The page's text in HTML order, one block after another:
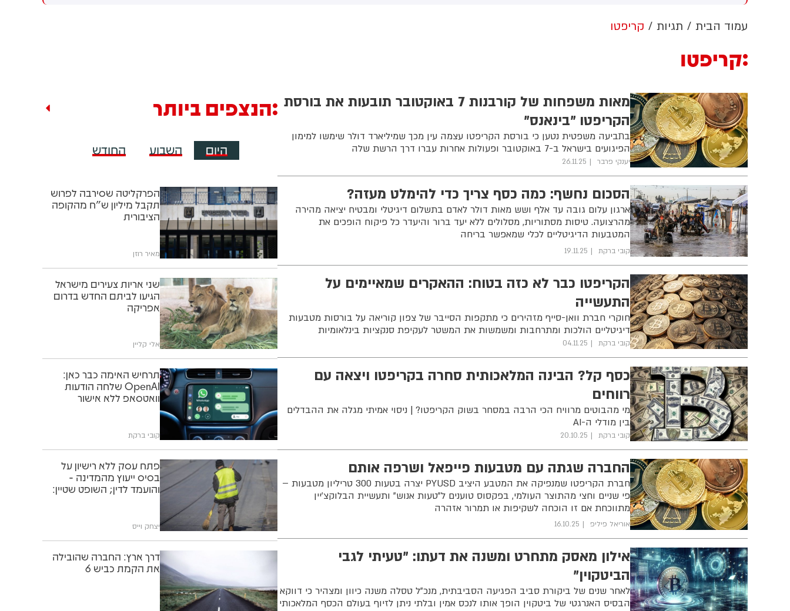
צפוי לדרוש את עצירת
היכתה אותו בטלפון סלולרי
וניסתה לפגוע בו עם כיסא ברזל
במכוון את השריפות בצרפת,
ספרד ונורבגיה בטרה להרוויח
עמוד הבית תגיות קריפטו
קריפטו
מאות משפחות של קורבנות 7 באוקטובר תובעות את בורסת
הקריפטו "בינאנס"
בתביעה משפטית נטען כי בורסת הקריפטו עצמה עין מכך שמיליארד דולר שימשו למימון
הפיגועים בישראל ב-7 באוקטובר ופעולות אחרות עברו דרך הרשת שלה
יענקי פרבר 26.11.25
הסכום נחשף: כמה כסף צריך כדי להימלט מעזה?
ארגון עלום גובה עד אלף ושש מאות דולר לאדם בתשלום דיגיטלי ומבטיח יציאה מהירה
מהרצועה. טיסות מסתוריות, מסלולים ללא יעד ברור והיעדר כל פיקוח הופכים את
המטבעות הדיגיטליים לכלי שמאפשר בריחה
קובי ברקת 19.11.25
הקריפטו כבר לא כזה בטוח: ההאקרים שמאיימים על
התעשייה
חוקרי חברת וואן-סייף מזהירים כי מתקפות הסייבר של צפון קוריאה על בורסות מטבעות
דיגיטליים הולכות ומתרחבות ומשמשות את המשטר לעקיפת סנקציות בינלאומיות
קובי ברקת 04.11.25
כסף קל? הבינה המלאכותית סחרה בקריפטו ויצאה עם
רווחים
מי מהבוטים מרוויח הכי הרבה במסחר בשוק הקריפטו? | ניסוי אמיתי מגלה את ההבדלים
בין מודלי ה-AI
קובי ברקת 20.10.25
החברה שגתה עם מטבעות פייפאל ושרפה אותם
חברת הקריפטו שמנפיקה את המטבע היציב PYUSD יצרה בטעות 300 טריליון מטבעות –
פי שניים וחצי מהתוצר העולמי, בפקסוס טוענים ל"טעות אנוש" ותעשיית הבלוקצ'יין
מתווכחת אם זו הוכחה לשקיפות או תמרור אזהרה
אוריאל פיליפ 16.10.25
אילון מאסק מתחרט ומשנה את דעתו: "טעיתי לגבי
הביטקוין"
לאחר שנים של ביקורת סביב הפגיעה הסביבתית, מנכ"ל טסלה משנה כיוון ומצהיר כי דווקא
הבסיס האנרגטי של ביטקוין הופך אותו לנכס אמין ובלתי ניתן לזיוף בעולם הכסף המלאכותי
הנצפים ביותר
היום השבוע החודש
הפרקליטה שסירבה לפרוש
תקבל מיליון ש"ח מהקופה
הציבורית
מאיר רוזן
שני אריות צעירים מישראל
הגיעו לביתם החדש בדרום
אפריקה
אלי קליין
תרחיש האימה כבר כאן:
OpenAI שלחה הודעות
וואטסאפ ללא אישור
קובי ברקת
פתח עסק ללא רישיון על
בסיס ייעוץ מהמדינה -
והועמד לדין; השופט שטיין:
יצחק וייס
דרך ארץ: החברה שהובילה
את הקמת כביש 6